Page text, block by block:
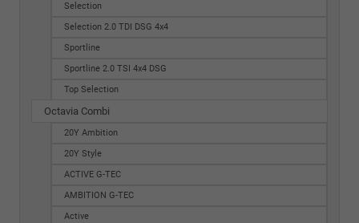
Selection
Selection 2.0 TDI DSG 4x4
Sportline
Sportline 2.0 TSI 4x4 DSG
Top Selection
Octavia Combi
20Y Ambition
20Y Style
ACTIVE G-TEC
AMBITION G-TEC
Active